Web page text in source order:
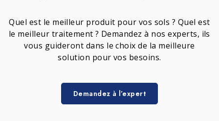
Quel est le meilleur produit pour vos sols ? Quel est
le meilleur traitement ? Demandez à nos experts, ils
vous guideront dans le choix de la meilleure
solution pour vos besoins.
Demandez à l’expert